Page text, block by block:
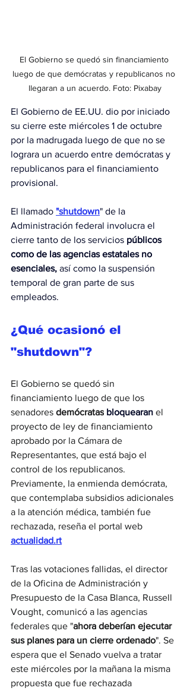
El Gobierno se quedó sin financiamiento
luego de que demócratas y republicanos no
llegaran a un acuerdo. Foto: Pixabay
El Gobierno de EE.UU. dio por iniciado
su cierre este miércoles 1 de octubre
por la madrugada luego de que no se
lograra un acuerdo entre demócratas y
republicanos para el financiamiento
provisional.
El llamado "shutdown" de la
Administración federal involucra el
cierre tanto de los servicios públicos
como de las agencias estatales no
esenciales, así como la suspensión
temporal de gran parte de sus
empleados.
¿Qué ocasionó el
"shutdown"?
El Gobierno se quedó sin
financiamiento luego de que los
senadores demócratas bloquearan el
proyecto de ley de financiamiento
aprobado por la Cámara de
Representantes, que está bajo el
control de los republicanos.
Previamente, la enmienda demócrata,
que contemplaba subsidios adicionales
a la atención médica, también fue
rechazada, reseña el portal web
actualidad.rt
Tras las votaciones fallidas, el director
de la Oficina de Administración y
Presupuesto de la Casa Blanca, Russell
Vought, comunicó a las agencias
federales que "ahora deberían ejecutar
sus planes para un cierre ordenado". Se
espera que el Senado vuelva a tratar
este miércoles por la mañana la misma
propuesta que fue rechazada